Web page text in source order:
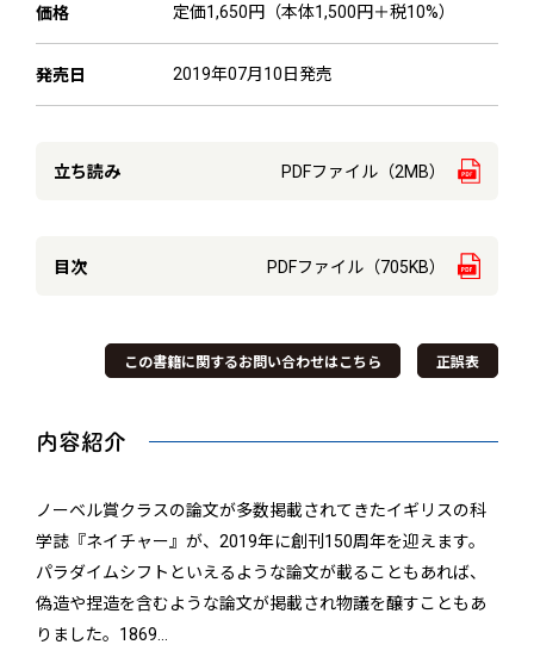
価格 定価1,650円（本体1,500円＋税10%）
発売日 2019年07月10日発売
立ち読み PDFファイル（2MB）
目次 PDFファイル（705KB）
この書籍に関するお問い合わせはこちら 正誤表
内容紹介
ノーベル賞クラスの論文が多数掲載されてきたイギリスの科
学誌『ネイチャー』が、2019年に創刊150周年を迎えます。
パラダイムシフトといえるような論文が載ることもあれば、
偽造や捏造を含むような論文が掲載され物議を醸すこともあ
りました。1869